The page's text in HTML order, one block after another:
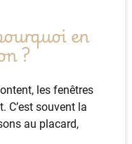
en
?
les fenêtres
C’est souvent la
au placard,